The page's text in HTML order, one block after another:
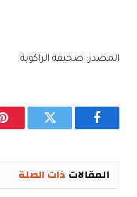
المصدر: صحيفة الراكوبة
فيسبوك تويتر
المقالات ذات الصلة